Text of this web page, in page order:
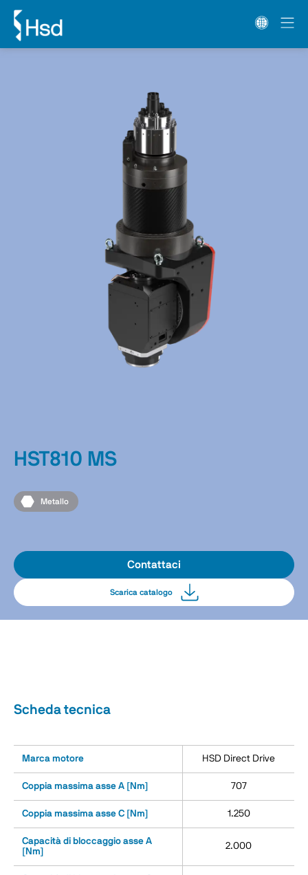
HST810 MS
Metallo
Contattaci
Scarica catalogo
Scheda tecnica
Marca motore HSD Direct Drive
Coppia massima asse A [Nm] 707
Coppia massima asse C [Nm] 1.250
Capacità di bloccaggio asse A
[Nm]
2.000